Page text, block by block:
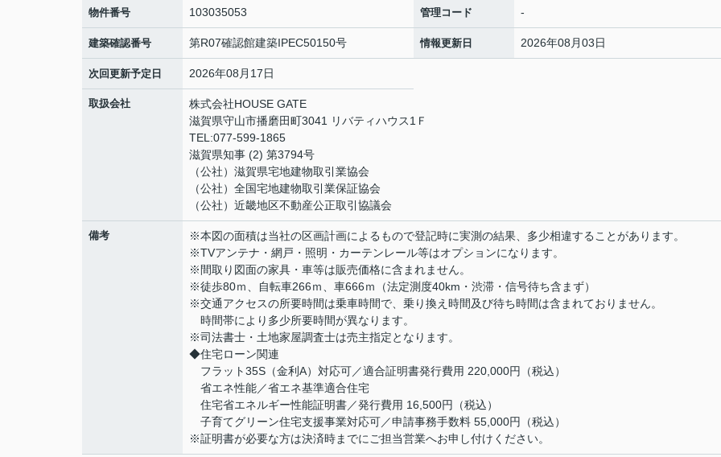
物件番号 103035053 管理コード -
建築確認番号 第R07確認館建築IPEC50150号 情報更新日 2026年08月03日
次回更新予定日 2026年08月17日
取扱会社
株式会社HOUSE GATE
滋賀県守山市播磨田町3041 リバティハウス1Ｆ
TEL:077-599-1865
滋賀県知事 (2) 第3794号
（公社）滋賀県宅地建物取引業協会
（公社）全国宅地建物取引業保証協会
（公社）近畿地区不動産公正取引協議会
備考
※本図の面積は当社の区画計画によるもので登記時に実測の結果、多少相違することがあります。
※TVアンテナ・網戸・照明・カーテンレール等はオプションになります。
※間取り図面の家具・車等は販売価格に含まれません。
※徒歩80ｍ、自転車266ｍ、車666ｍ（法定測度40km・渋滞・信号待ち含まず）
※交通アクセスの所要時間は乗車時間で、乗り換え時間及び待ち時間は含まれておりません。
時間帯により多少所要時間が異なります。
※司法書士・土地家屋調査士は売主指定となります。
◆住宅ローン関連
フラット35S（金利A）対応可／適合証明書発行費用 220,000円（税込）
省エネ性能／省エネ基準適合住宅
住宅省エネルギー性能証明書／発行費用 16,500円（税込）
子育てグリーン住宅支援事業対応可／申請事務手数料 55,000円（税込）
※証明書が必要な方は決済時までにご担当営業へお申し付けください。